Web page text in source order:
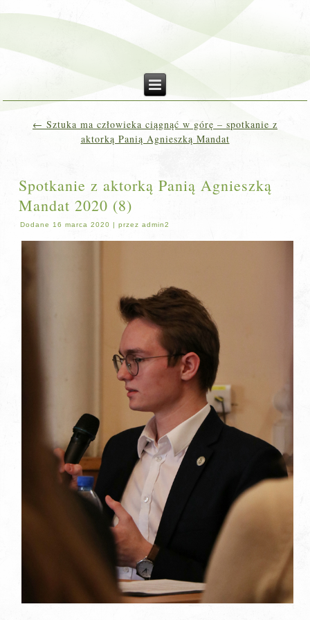
← Sztuka ma człowieka ciągnąć w górę – spotkanie z
aktorką Panią Agnieszką Mandat
Spotkanie z aktorką Panią Agnieszką
Mandat 2020 (8)
Dodane 16 marca 2020 |przez admin2